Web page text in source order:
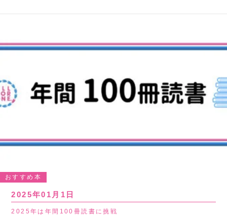
おすすめ本
2025年01月1日
2025年は年間100冊読書に挑戦